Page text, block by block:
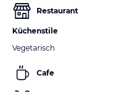
Restaurant
Küchenstile
Vegetarisch
Cafe